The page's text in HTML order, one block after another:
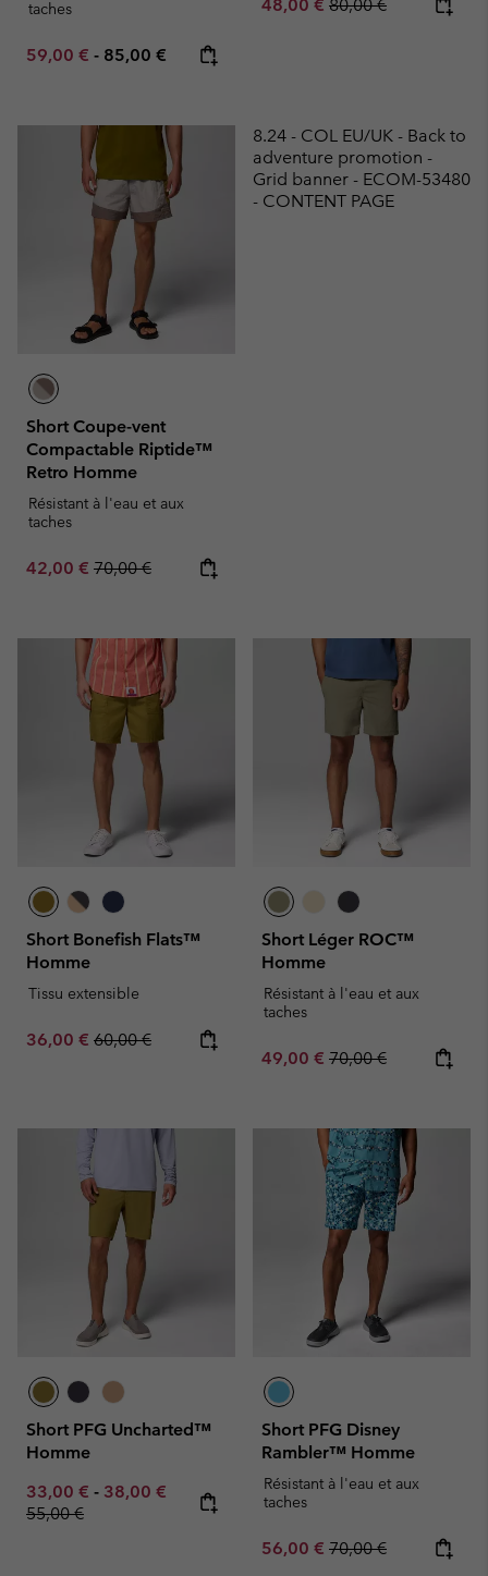
taches
Minimum sale price:
59,00 € - Maximum price:
85,00 €
48,00 € 80,00 €
Short Coupe-vent
Compactable Riptide™
Retro Homme
Résistant à l'eau et aux
taches
Sale price:
42,00 € Regular price:
70,00 €
8.24 - COL EU/UK - Back to
adventure promotion -
Grid banner - ECOM-53480
- CONTENT PAGE
Short Bonefish Flats™
Homme
Tissu extensible
Sale price:
36,00 € Regular price:
60,00 €
Short Léger ROC™
Homme
Résistant à l'eau et aux
taches
Sale price:
49,00 € Regular price:
70,00 €
Short PFG Uncharted™
Homme
Minimum sale price:
33,00 € - Maximum sale price:
38,00 € Regular price:
55,00 €
Short PFG Disney
Rambler™ Homme
Résistant à l'eau et aux
taches
Sale price:
56,00 € Regular price:
70,00 €